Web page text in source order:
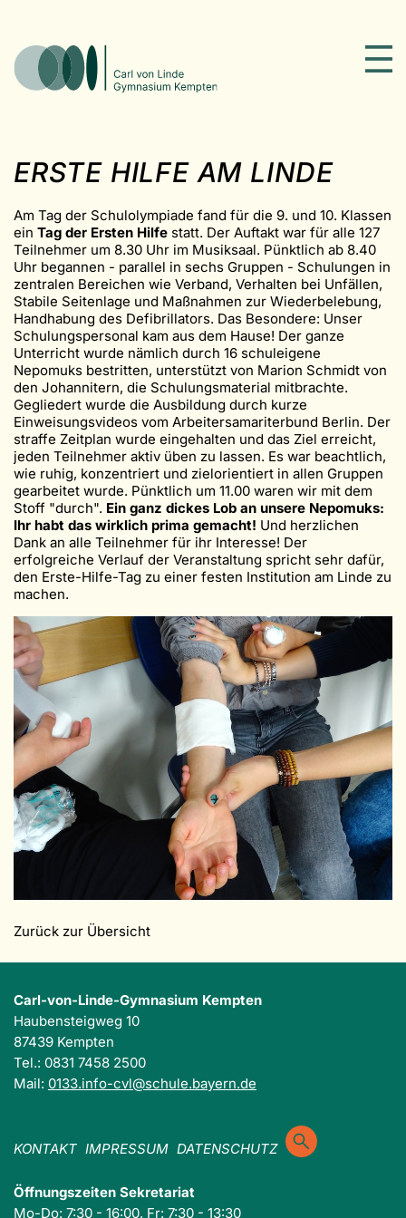
ERSTE HILFE AM LINDE
Am Tag der Schulolympiade fand für die 9. und 10. Klassen
ein Tag der Ersten Hilfe statt. Der Auftakt war für alle 127
Teilnehmer um 8.30 Uhr im Musiksaal. Pünktlich ab 8.40
Uhr begannen - parallel in sechs Gruppen - Schulungen in
zentralen Bereichen wie Verband, Verhalten bei Unfällen,
Stabile Seitenlage und Maßnahmen zur Wiederbelebung,
Handhabung des Defibrillators. Das Besondere: Unser
Schulungspersonal kam aus dem Hause! Der ganze
Unterricht wurde nämlich durch 16 schuleigene
Nepomuks bestritten, unterstützt von Marion Schmidt von
den Johannitern, die Schulungsmaterial mitbrachte.
Gegliedert wurde die Ausbildung durch kurze
Einweisungsvideos vom Arbeitersamariterbund Berlin. Der
straffe Zeitplan wurde eingehalten und das Ziel erreicht,
jeden Teilnehmer aktiv üben zu lassen. Es war beachtlich,
wie ruhig, konzentriert und zielorientiert in allen Gruppen
gearbeitet wurde. Pünktlich um 11.00 waren wir mit dem
Stoff "durch". Ein ganz dickes Lob an unsere Nepomuks:
Ihr habt das wirklich prima gemacht! Und herzlichen
Dank an alle Teilnehmer für ihr Interesse! Der
erfolgreiche Verlauf der Veranstaltung spricht sehr dafür,
den Erste-Hilfe-Tag zu einer festen Institution am Linde zu
machen.
Zurück zur Übersicht
Carl-von-Linde-Gymnasium Kempten
Haubensteigweg 10
87439 Kempten
Tel.: 0831 7458 2500
Mail: 0133.info-cvl@schule.bayern.de
KONTAKT IMPRESSUM DATENSCHUTZ
Öffnungszeiten Sekretariat
Mo-Do: 7:30 - 16:00, Fr: 7:30 - 13:30